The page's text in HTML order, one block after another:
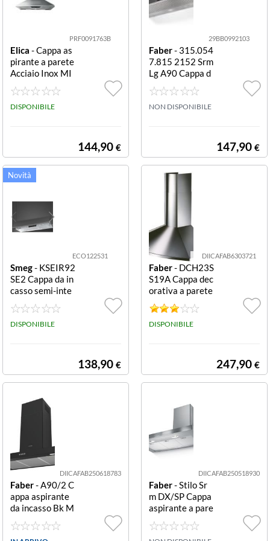
Tecnowind
PRF0091763B
Elica - Cappa as
pirante a parete
Acciaio Inox MI
SSY PB 90 IX PR
F0091763B
DISPONIBILE
144,90 €
29BB0992103
Faber- 315.054
7.815 2152 Srm
Lg A90 Cappa d
a incasso semint
egrata Srm Lg A
90
NON DISPONIBILE
147,90 €
ECO122531
Smeg- KSEIR92
SE2 Cappa da in
casso semi-inte
grata estraibile
modulo 90 SME
G CAPPA KSEIR
VER POTENZA
DISPONIBILE
138,90 €
DIICAFAB6303721
Faber- DCH23S
S19A Cappa dec
orativa a parete
Inox filtrante Ca
ppa aspirante in
ox 90cm, 1 moto
utoportante.
DISPONIBILE
247,90 €
DIICAFAB250618783
Faber- A90/2 C
appa aspirante
da incasso Bk M
att Cappa stand
ard a parete - Cl
DIICAFAB250518930
Faber- Stilo Sr
m DX/SP Cappa
aspirante a pare
te acciaio inox C
appa a camino d